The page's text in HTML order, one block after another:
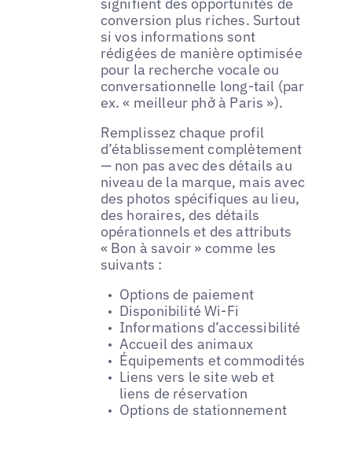
conversion plus riches. Surtout
si vos informations sont
rédigées de manière optimisée
pour la recherche vocale ou
conversationnelle long-tail (par
ex. « meilleur phở à Paris »).
Remplissez chaque profil
d’établissement complètement
— non pas avec des détails au
niveau de la marque, mais avec
des photos spécifiques au lieu,
des horaires, des détails
opérationnels et des attributs
« Bon à savoir » comme les
suivants :
Options de paiement
Disponibilité Wi-Fi
Informations d’accessibilité
Accueil des animaux
Équipements et commodités
Liens vers le site web et
liens de réservation
Options de stationnement